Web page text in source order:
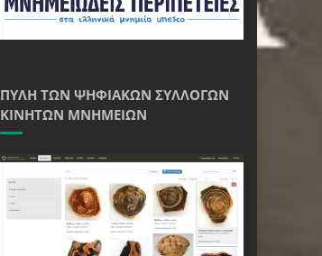
ΠΎΛΗ ΤΩΝ ΨΗΦΙΑΚΏΝ ΣΥΛΛΟΓΏΝ
ΚΙΝΗΤΏΝ ΜΝΗΜΕΊΩΝ